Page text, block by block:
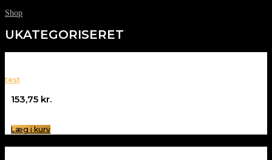
Shop
UKATEGORISERET
test
153,75 kr.
Læg i kurv